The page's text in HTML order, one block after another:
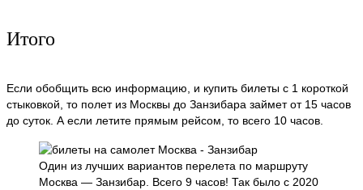
Итого
Если обобщить всю информацию, и купить билеты с 1 короткой
стыковкой, то полет из Москвы до Занзибара займет от 15 часов
до суток. А если летите прямым рейсом, то всего 10 часов.
Один из лучших вариантов перелета по маршруту
Москва — Занзибар. Всего 9 часов! Так было с 2020